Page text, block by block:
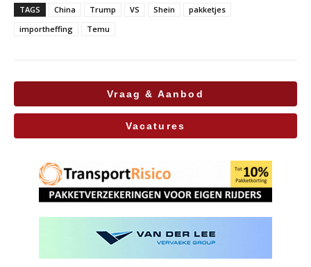
TAGS China Trump VS Shein
pakketjes
importheffing
Temu
Vraag & Aanbod
Vacatures